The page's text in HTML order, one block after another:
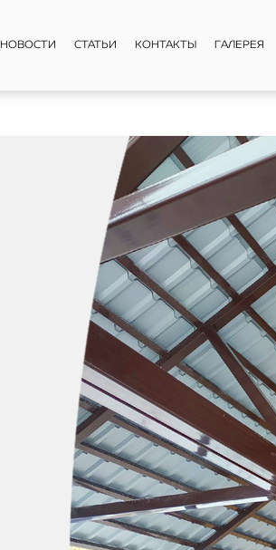
НОВОСТИ СТАТЬИ КОНТАКТЫ ГАЛЕРЕЯ